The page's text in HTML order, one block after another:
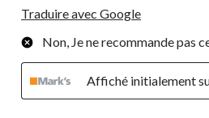
Traduire avec Google
Non, Je ne recommande pas
Affiché initialement